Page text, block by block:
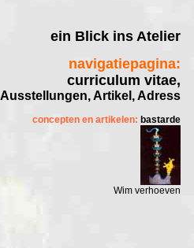
ein Blick ins Atelier
navigatiepagina:
curriculum vitae,
Ausstellungen, Artikel, Adress
concepten en artikelen: bastarde
Wim verhoeven